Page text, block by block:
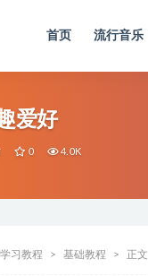
首页 流行音乐
爱好
0 4.0K
学习教程 基础教程 正文